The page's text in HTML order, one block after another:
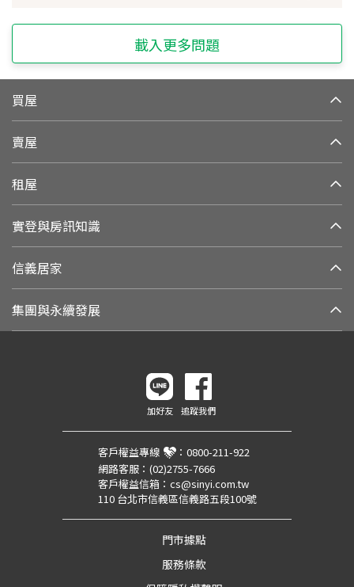
載入更多問題
買屋
賣屋
租屋
實登與房訊知識
信義居家
集團與永續發展
加好友 追蹤我們
客戶權益專線 ： 0800-211-922
網路客服： (02)2755-7666
客戶權益信箱： cs@sinyi.com.tw
110 台北市信義區信義路五段100號
門市據點
服務條款